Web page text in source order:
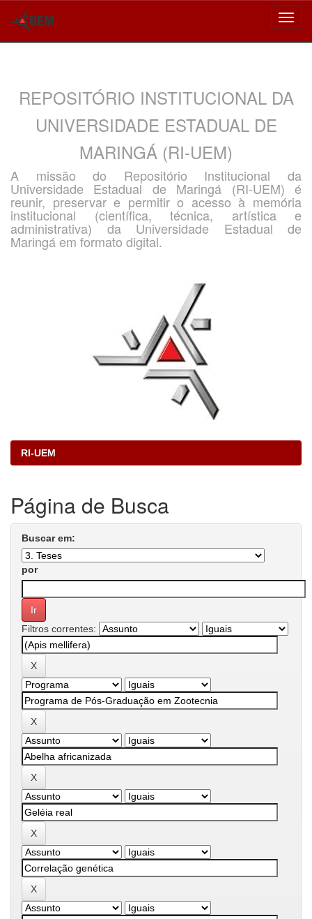
REPOSITÓRIO INSTITUCIONAL DA
UNIVERSIDADE ESTADUAL DE
MARINGÁ (RI-UEM)
A missão do Repositório Institucional da
Universidade Estadual de Maringá (RI-UEM) é
reunir, preservar e permitir o acesso à memória
institucional (científica, técnica, artística e
administrativa) da Universidade Estadual de
Maringá em formato digital.
RI-UEM
Página de Busca
Buscar em:
por
Filtros correntes: